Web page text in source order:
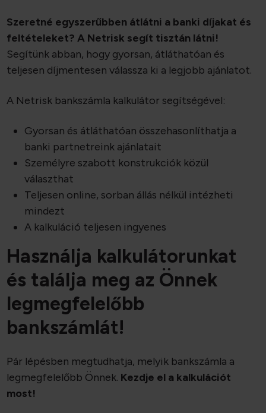
Szeretné egyszerűbben átlátni a banki díjakat és
feltételeket? A Netrisk segít tisztán látni!
Segítünk abban, hogy gyorsan, átláthatóan és
teljesen díjmentesen válassza ki a legjobb ajánlatot.
A Netrisk bankszámla kalkulátor segítségével:
Gyorsan és átláthatóan összehasonlíthatja a
banki partnetreink ajánlatait
Személyre szabott konstrukciók közül
választhat
Teljesen online, sorban állás nélkül intézheti
mindezt
A kalkuláció teljesen ingyenes
Használja kalkulátorunkat
és találja meg az Önnek
legmegfelelőbb
bankszámlát!
Pár lépésben megtudhatja, melyik bankszámla a
legmegfelelőbb Önnek. Kezdje el a kalkulációt
most!